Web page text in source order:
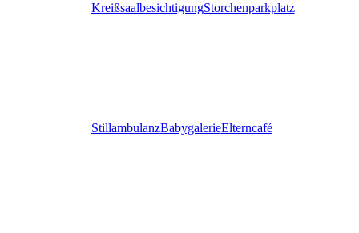
KreißsaalbesichtigungStorchenparkplatz
StillambulanzBabygalerieElterncafé